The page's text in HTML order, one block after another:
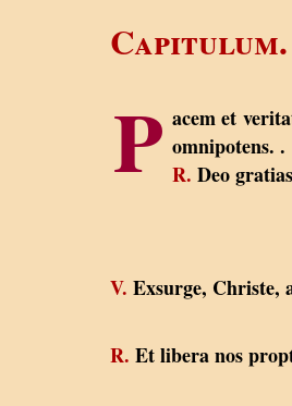
P acem et
omnipotens. .
R. Deo
V. Exsurge, Christe,
R. Et libera nos